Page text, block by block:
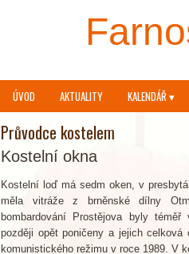
ÚVOD AKTUALITY KALENDÁŘ ▾
Průvodce kostelem
Kostelní okna
Kostelní loď má sedm oken, v
měla vitráže z brněnské dílny
bombardování Prostějova byly
později opět poničeny a jejich celková
komunistického režimu v roce 1989. V